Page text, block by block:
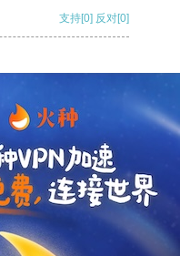
支持[0] 反对[0]
支持
支持[0] 反对[0]